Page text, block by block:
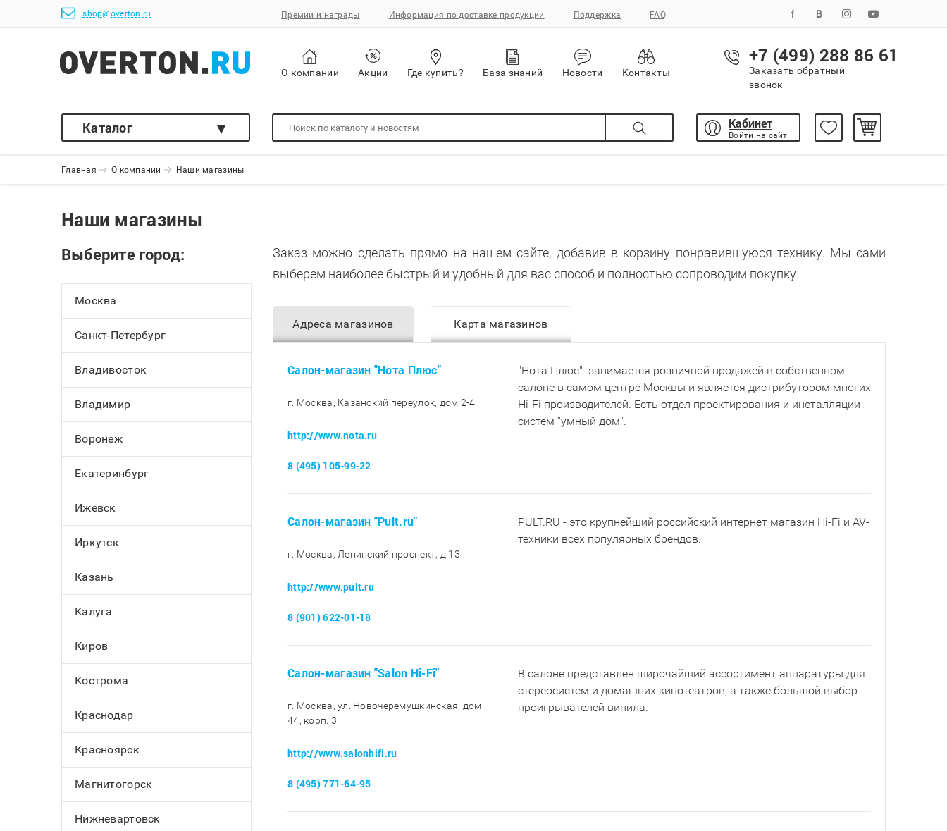
shop@overton.ru Премии и награды Информация по доставке продукции Поддержка FAQ
О компании Акции Где купить? База знаний Новости Контакты
+7 (499) 288 86 61
Заказать обратный
звонок
Каталог Кабинет
Войти на сайт
Главная О компании Наши магазины
Наши магазины
Выберите город:
Москва
Санкт-Петербург
Владивосток
Владимир
Воронеж
Екатеринбург
Ижевск
Иркутск
Казань
Калуга
Киров
Кострома
Краснодар
Красноярск
Магнитогорск
Нижневартовск
Заказ можно сделать прямо на нашем сайте, добавив в корзину понравившуюся технику. Мы сами
выберем наиболее быстрый и удобный для вас способ и полностью сопроводим покупку.
Адреса магазинов Карта магазинов
Салон-магазин "Нота Плюс"
г. Москва, Казанский переулок, дом 2-4
http://www.nota.ru
8 (495) 105-99-22
"Нота Плюс" занимается розничной продажей в собственном
салоне в самом центре Москвы и является дистрибутором многих
Hi-Fi производителей. Есть отдел проектирования и инсталляции
систем "умный дом".
Салон-магазин "Pult.ru"
г. Москва, Ленинский проспект, д.13
http://www.pult.ru
8 (901) 622-01-18
PULT.RU - это крупнейший российский интернет магазин Hi-Fi и AV-
техники всех популярных брендов.
Салон-магазин "Salon Hi-Fi"
г. Москва, ул. Новочеремушкинская, дом
44, корп. 3
http://www.salonhifi.ru
8 (495) 771-64-95
В салоне представлен широчайший ассортимент аппаратуры для
стереосистем и домашних кинотеатров, а также большой выбор
проигрывателей винила.